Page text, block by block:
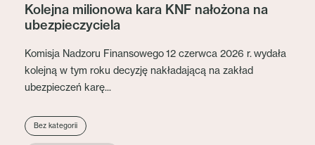
Kolejna milionowa kara KNF nałożona na
ubezpieczyciela
Komisja Nadzoru Finansowego 12 czerwca 2026 r. wydała
kolejną w tym roku decyzję nakładającą na zakład
ubezpieczeń karę...
Bez kategorii